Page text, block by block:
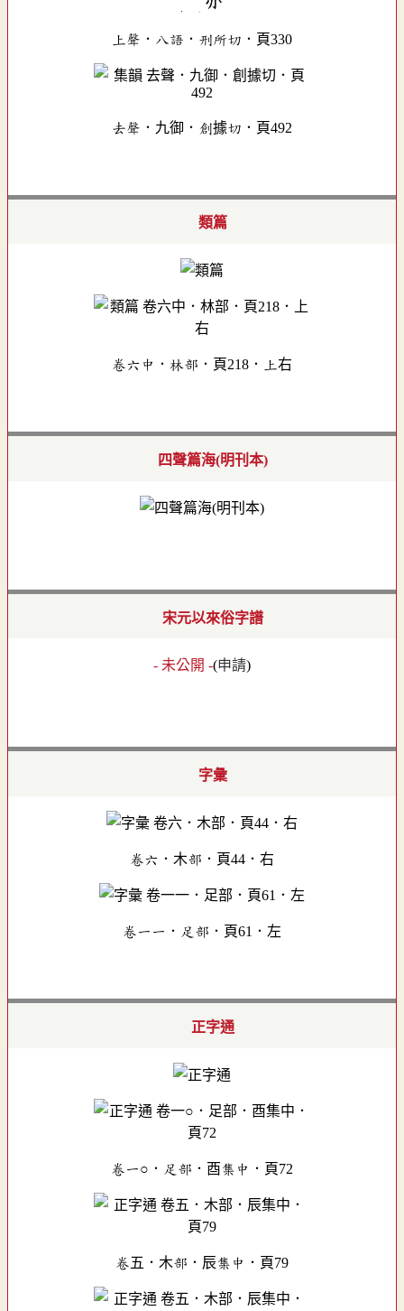
上聲．八語．刑所切．頁330
去聲．九御．創據切．頁492
類篇
卷六中．林部．頁218．上右
四聲篇海(明刊本)
宋元以來俗字譜
- 未公開 -(申請)
字彙
卷六．木部．頁44．右
卷一一．足部．頁61．左
正字通
卷一○．足部．酉集中．頁72
卷五．木部．辰集中．頁79